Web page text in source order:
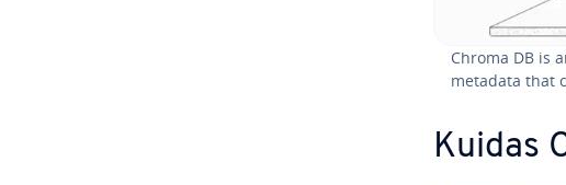
Chroma DB is
metadata that
Kuidas